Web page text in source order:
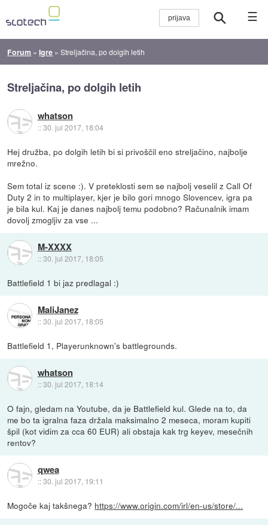
☰
Forum »Igre »Streljačina, po dolgih letih
Streljačina, po dolgih letih
whatson
::30. jul 2017, 18:04
Hej družba, po dolgih letih bi si privoščil eno streljačino, najbolje
mrežno.
Sem total iz scene :). V preteklosti sem se najbolj veselil z Call Of
Duty 2 in to multiplayer, kjer je bilo gori mnogo Slovencev, igra pa
je bila kul. Kaj je danes najbolj temu podobno? Računalnik imam
dovolj zmogljiv za vse ...
M-XXXX
::30. jul 2017, 18:05
Battlefield 1 bi jaz predlagal :)
MaliJanez
::30. jul 2017, 18:05
Battlefield 1, Playerunknown's battlegrounds.
whatson
::30. jul 2017, 18:14
O fajn, gledam na Youtube, da je Battlefield kul. Glede na to, da
me bo ta igralna faza držala maksimalno 2 meseca, moram kupiti
špil (kot vidim za cca 60 EUR) ali obstaja kak trg keyev, mesečnih
rentov?
qwea
::30. jul 2017, 19:11
Mogoče kaj takšnega? https://www.origin.com/irl/en-us/store/...